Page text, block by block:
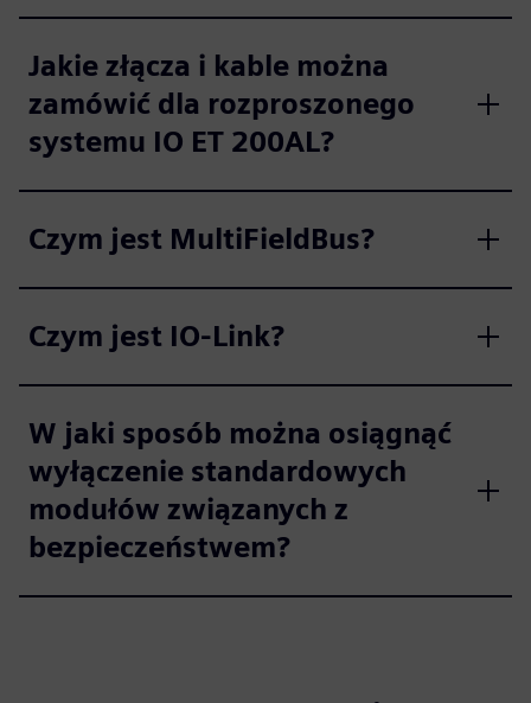
Jakie złącza i kable można
zamówić dla rozproszonego
systemu IO ET 200AL?
Czym jest MultiFieldBus?
Czym jest IO-Link?
W jaki sposób można osiągnąć
wyłączenie standardowych
modułów związanych z
bezpieczeństwem?